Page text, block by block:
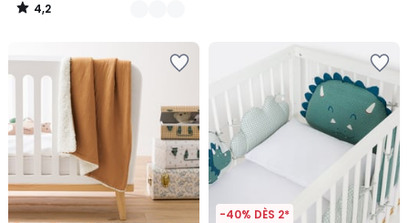
4,2
/
-40% DÈS 2*